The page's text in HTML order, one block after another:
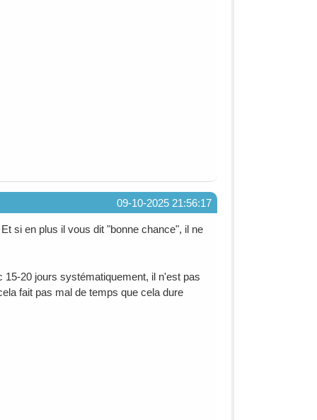
09-10-2025 21:56:17
si en plus il vous dit "bonne chance", il ne
15-20 jours systématiquement, il n'est pas
fait pas mal de temps que cela dure